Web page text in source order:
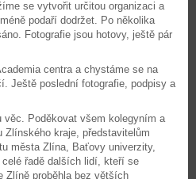
se vytvořit určitou organizaci a
podaří dodržet. Po několika
Fotografie jsou hotovy, ještě pár
centra a chystáme se na
Ještě poslední fotografie, podpisy a
věc. Poděkovat všem kolegyním a
Zlínského kraje, představitelům
města Zlína, Baťovy univerzity,
řadě dalších lidí, kteří se
Zlíně proběhla bez větších